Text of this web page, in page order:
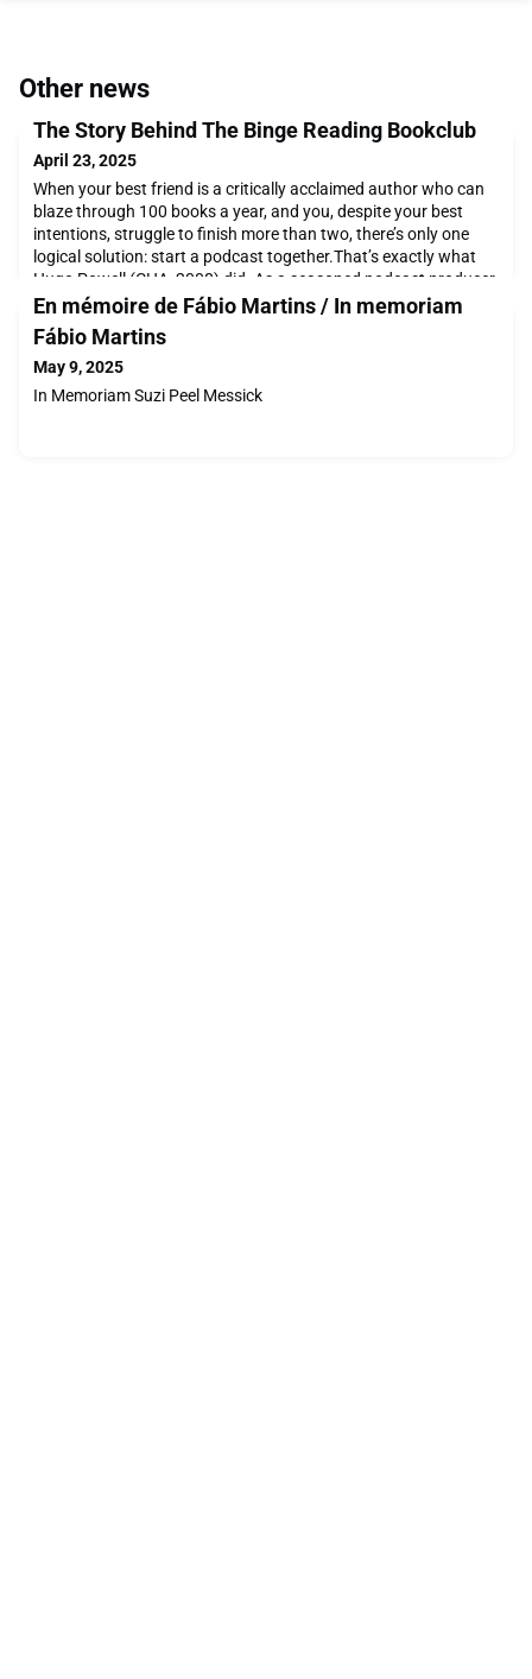
Other news
The Story Behind The Binge Reading Bookclub
April 23, 2025
When your best friend is a critically acclaimed author who can
blaze through 100 books a year, and you, despite your best
intentions, struggle to finish more than two, there’s only one
logical solution: start a podcast together.That’s exactly what
Hugo Powell (CHA, 2008) did. As a seasoned podcast producer,
Hugo had the skills and the title. And when he pitched the idea
to his old friend, writer N
En mémoire de Fábio Martins / In memoriam
Fábio Martins
May 9, 2025
In Memoriam Suzi Peel Messick